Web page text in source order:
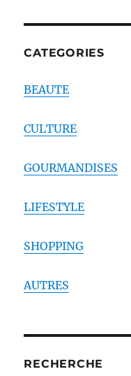
CATEGORIES
BEAUTE
CULTURE
GOURMANDISES
LIFESTYLE
SHOPPING
AUTRES
RECHERCHE